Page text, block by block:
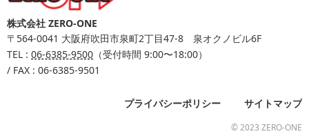
株式会社 ZERO-ONE
〒564-0041 大阪府吹田市泉町2丁目47-8 泉オクノビル6F
TEL : 06-6385-9500 （受付時間 9:00〜18:00）
/ FAX : 06-6385-9501
プライバシーポリシー サイトマップ
© 2023 ZERO-ONE